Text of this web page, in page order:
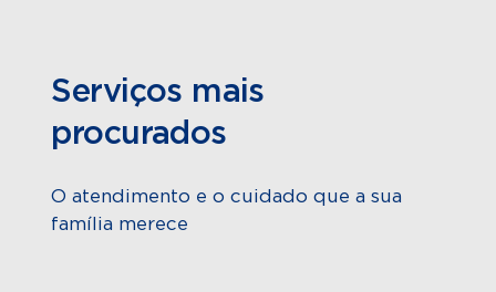
Serviços mais
procurados
O atendimento e o cuidado que a sua
família merece